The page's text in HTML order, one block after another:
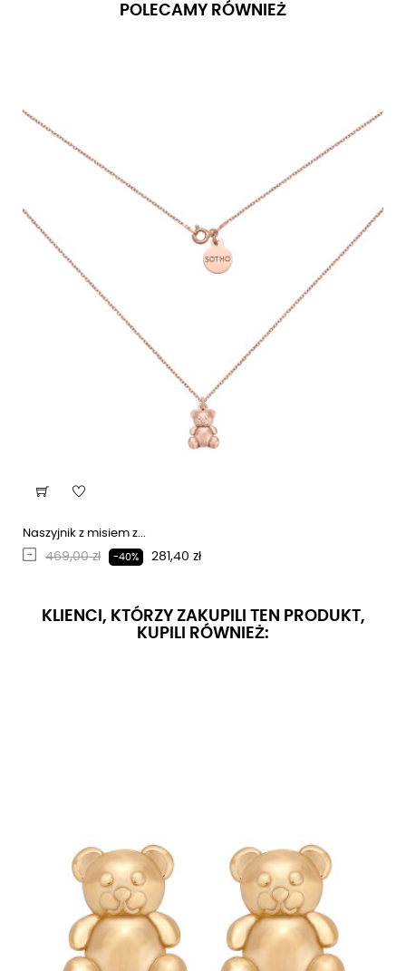
POLECAMY RÓWNIEŻ
Naszyjnik z misiem z...
Regularna cena
469,00 zł -40% Cena
281,40 zł
KLIENCI, KTÓRZY ZAKUPILI TEN PRODUKT,
KUPILI RÓWNIEŻ: